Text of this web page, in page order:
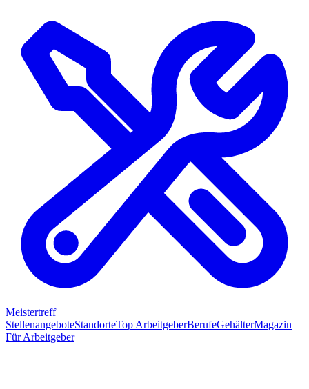
Meistertreff
StellenangeboteStandorteTop ArbeitgeberBerufeGehälterMagazin
Für Arbeitgeber